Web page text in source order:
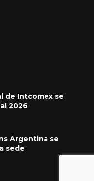
de Intcomex se
2026
Argentina se
sede